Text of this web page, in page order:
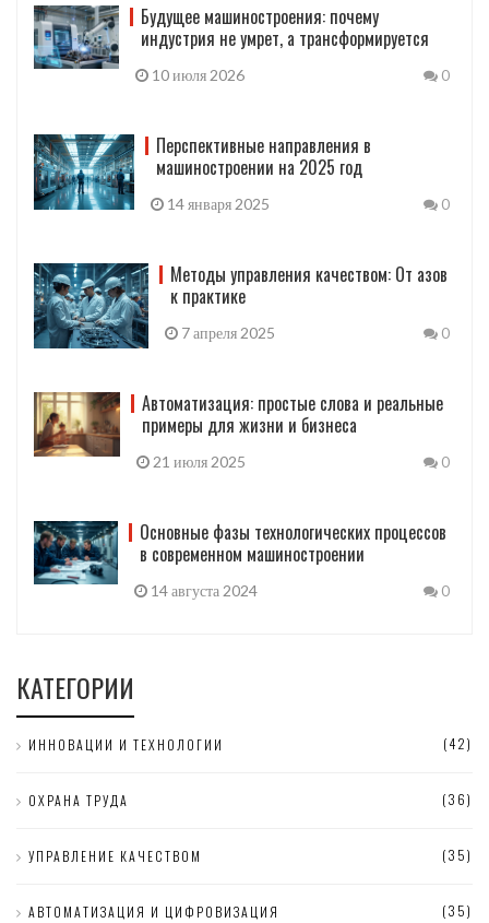
Будущее машиностроения: почему
индустрия не умрет, а трансформируется
10 июля 2026 0
Перспективные направления в
машиностроении на 2025 год
14 января 2025 0
Методы управления качеством: От азов
к практике
7 апреля 2025 0
Автоматизация: простые слова и реальные
примеры для жизни и бизнеса
21 июля 2025 0
Основные фазы технологических процессов
в современном машиностроении
14 августа 2024 0
КАТЕГОРИИ
ИННОВАЦИИ И ТЕХНОЛОГИИ (42)
ОХРАНА ТРУДА (36)
УПРАВЛЕНИЕ КАЧЕСТВОМ (35)
АВТОМАТИЗАЦИЯ И ЦИФРОВИЗАЦИЯ (35)